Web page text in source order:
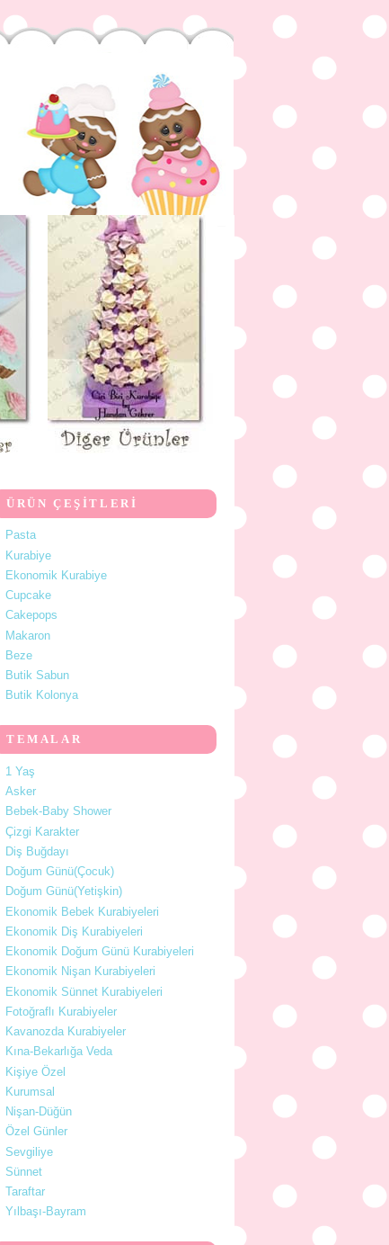
ÜRÜN ÇEŞİTLERİ
Pasta
Kurabiye
Ekonomik Kurabiye
Cupcake
Cakepops
Makaron
Beze
Butik Sabun
Butik Kolonya
TEMALAR
1 Yaş
Asker
Bebek-Baby Shower
Çizgi Karakter
Diş Buğdayı
Doğum Günü(Çocuk)
Doğum Günü(Yetişkin)
Ekonomik Bebek Kurabiyeleri
Ekonomik Diş Kurabiyeleri
Ekonomik Doğum Günü Kurabiyeleri
Ekonomik Nişan Kurabiyeleri
Ekonomik Sünnet Kurabiyeleri
Fotoğraflı Kurabiyeler
Kavanozda Kurabiyeler
Kına-Bekarlığa Veda
Kişiye Özel
Kurumsal
Nişan-Düğün
Özel Günler
Sevgiliye
Sünnet
Taraftar
Yılbaşı-Bayram